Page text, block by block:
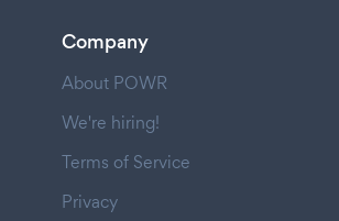
Company
About POWR
We're hiring!
Terms of Service
Privacy